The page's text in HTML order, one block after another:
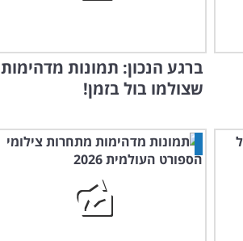
ברגע הנכון: תמונות מדהימות
שצולמו בול בזמן!